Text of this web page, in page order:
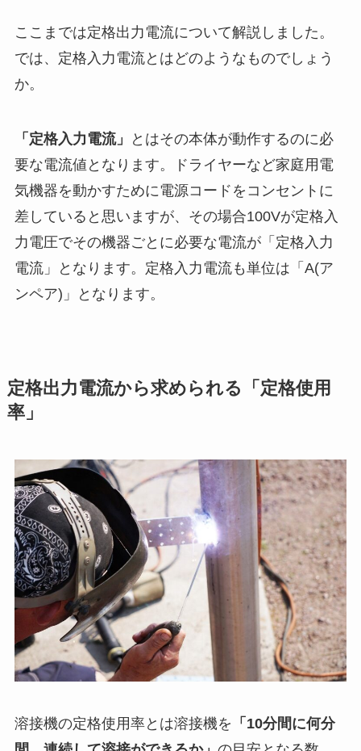
ここまでは定格出力電流について解説しました。
では、定格入力電流とはどのようなものでしょう
か。
「定格入力電流」
とはその本体が動作するのに必
要な電流値となります。ドライヤーなど家庭用電
気機器を動かすために電源コードをコンセントに
差していると思いますが、その場合100Vが定格入
力電圧でその機器ごとに必要な電流が「定格入力
電流」となります。定格入力電流も単位は「A(ア
ンペア)」となります。
定格出力電流から求められる「定格使用
率」
溶接機の定格使用率とは溶接機を 「10分間に何分